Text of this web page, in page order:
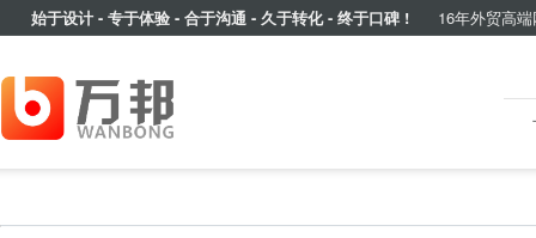
始于设计 - 专于体验 - 合于沟通 - 久于转化 - 终于口碑 !16年外贸高端网